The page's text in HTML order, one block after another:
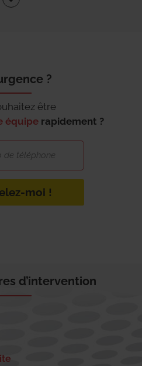
?
être
équipe rapidement ?
moi !
d’intervention